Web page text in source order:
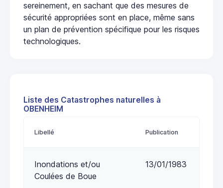
sereinement, en sachant que des mesures de
sécurité appropriées sont en place, même sans
un plan de prévention spécifique pour les risques
technologiques.
Liste des Catastrophes naturelles à
OBENHEIM
Libellé Publication
Inondations et/ou
Coulées de Boue
13/01/1983